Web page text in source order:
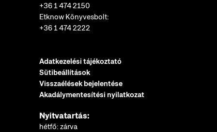
+36 1 474 2150
Etknow Könyvesbolt:
+36 1 474 2222
Adatkezelési tájékoztató
Sütibeállítások
Visszaélések bejelentése
Akadálymentesítési nyilatkozat
Nyitvatartás:
hétfő: zárva